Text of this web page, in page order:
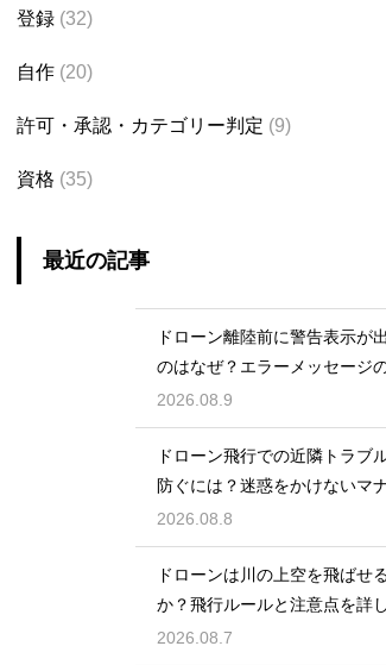
登録 (32)
自作 (20)
許可・承認・カテゴリー判定 (9)
資格 (35)
最近の記事
ドローン離陸前に警告表示が
のはなぜ？エラーメッセージ
因と対処法
2026.08.9
ドローン飛行での近隣トラブ
防ぐには？迷惑をかけないマ
と対策
2026.08.8
ドローンは川の上空を飛ばせ
か？飛行ルールと注意点を詳
解説
2026.08.7